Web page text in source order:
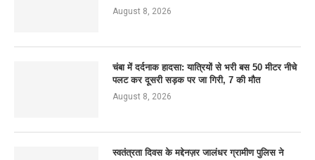
August 8, 2026
चंबा में दर्दनाक हादसा: यात्रियों से भरी बस 50 मीटर नीचे
पलट कर दूसरी सड़क पर जा गिरी, 7 की मौत
August 8, 2026
स्वतंत्रता दिवस के मद्देनज़र जालंधर ग्रामीण पुलिस ने